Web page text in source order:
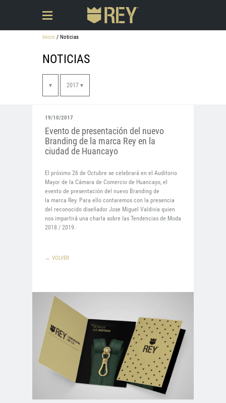
Inicio / Noticias
NOTICIAS
▾ 2017 ▾
19/10/2017
Evento de presentación del nuevo
Branding de la marca Rey en la
ciudad de Huancayo
El próximo 26 de Octubre se celebrará en el Auditorio
Mayor de la Cámara de Comercio de Huancayo, el
evento de presentación del nuevo Branding de
la marca Rey. Para ello contaremos con la presencia
del reconocido diseñador Jose Miguel Valdivia quien
nos impartirá una charla sobre las Tendencias de Moda
2018 / 2019.
← VOLVER